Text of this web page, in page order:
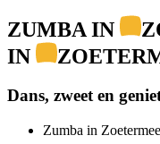
ZUMBA IN
IN
Dans, zweet en
Zumba in